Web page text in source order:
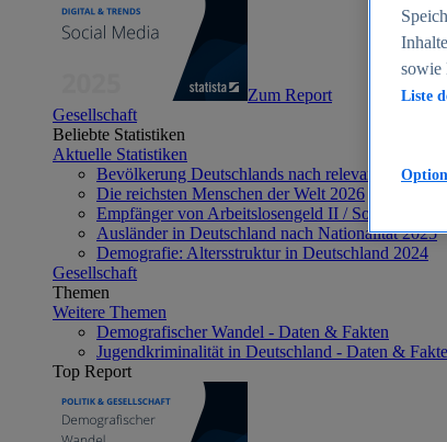
Zum Report
Gesellschaft
Beliebte Statistiken
Aktuelle Statistiken
Bevölkerung Deutschlands nach relevanten
Die reichsten Menschen der Welt 2026
Empfänger von Arbeitslosengeld II / Sozialgeld /
Ausländer in Deutschland nach Nationalität 2025
Demografie: Altersstruktur in Deutschland 2024
Gesellschaft
Themen
Weitere Themen
Demografischer Wandel - Daten & Fakten
Jugendkriminalität in Deutschland - Daten &
Top Report
sowie
Liste